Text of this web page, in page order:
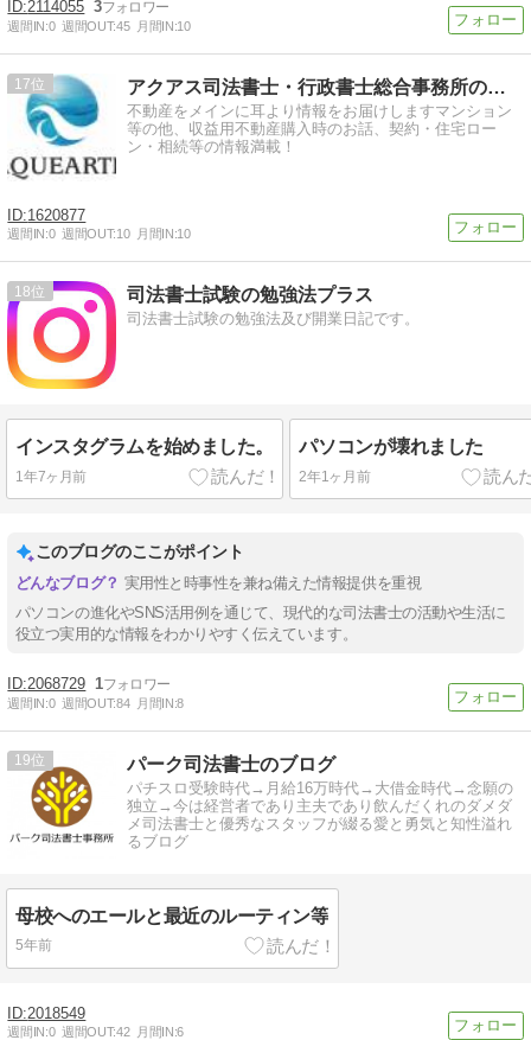
2114055 3
週間IN:0 週間OUT:45 月間IN:10
17 アクアス司法書士・行政書士総合事務所のブログ
不動産をメインに耳より情報をお届けしますマンション
等の他、収益用不動産購入時のお話、契約・住宅ロー
ン・相続等の情報満載！
1620877
週間IN:0 週間OUT:10 月間IN:10
18 司法書士試験の勉強法プラス
司法書士試験の勉強法及び開業日記です。
インスタグラムを始めました。
1年7ヶ月前
パソコンが壊れました
2年1ヶ月前
このブログのここがポイント
実用性と時事性を兼ね備えた情報提供を重視
パソコンの進化やSNS活用例を通じて、現代的な司法書士の活動や生活に
役立つ実用的な情報をわかりやすく伝えています。
2068729 1
週間IN:0 週間OUT:84 月間IN:8
19 パーク司法書士のブログ
パチスロ受験時代→月給16万時代→大借金時代→念願の
独立→今は経営者であり主夫であり飲んだくれのダメダ
メ司法書士と優秀なスタッフが綴る愛と勇気と知性溢れ
るブログ
母校へのエールと最近のルーティン等
5年前
2018549
週間IN:0 週間OUT:42 月間IN:6